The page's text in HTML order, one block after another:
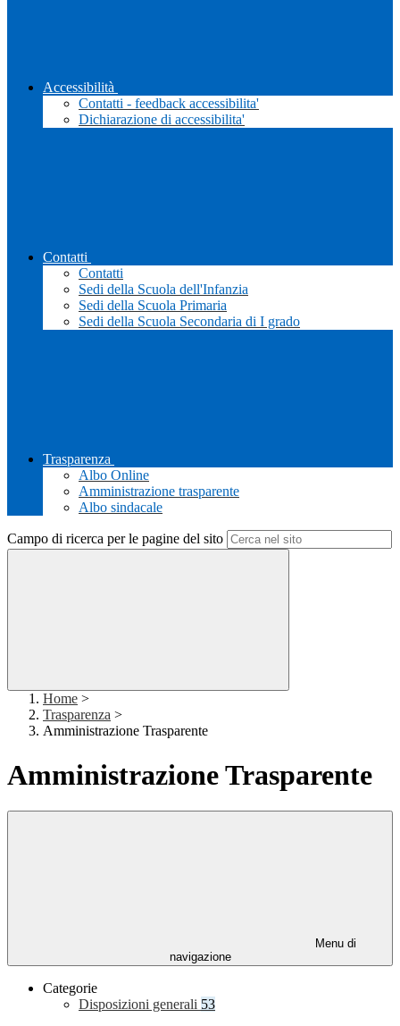
Accessibilità
Contatti - feedback accessibilita'
Dichiarazione di accessibilita'
Contatti
Contatti
Sedi della Scuola dell'Infanzia
Sedi della Scuola Primaria
Sedi della Scuola Secondaria di I grado
Trasparenza
Albo Online
Amministrazione trasparente
Albo sindacale
Campo di ricerca per le pagine del sito
Home >
Trasparenza >
Amministrazione Trasparente
Amministrazione Trasparente
Menu di
navigazione
Categorie
Disposizioni generali 53